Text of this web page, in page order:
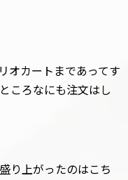
オカートまであってす
ころなにも注文はし
り上がったのはこち